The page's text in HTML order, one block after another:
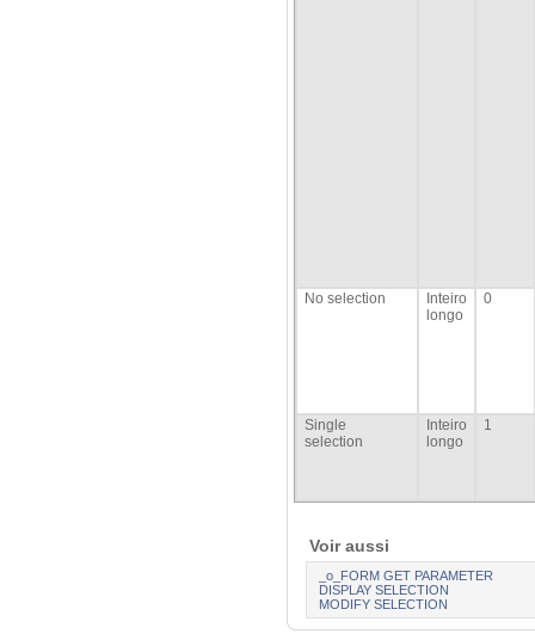
No selection
Inteiro
longo
0
Single
selection
Inteiro
longo
1
Voir aussi
_o_FORM GET PARAMETER
DISPLAY SELECTION
MODIFY SELECTION